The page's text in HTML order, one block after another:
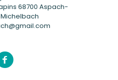
68700 Aspach-